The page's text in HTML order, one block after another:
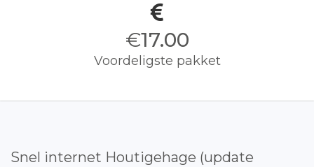
€17.00
Voordeligste pakket
Snel internet Houtigehage (update